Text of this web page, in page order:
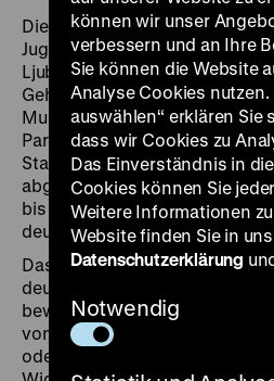
Die Milchkanne hat einen
Jugendliche Angehörige einer
Ljubljaner Stadtteil Šiška
Geheimfach illegale
Munition. Sie hielten damit
Partisaneneinheiten, die
Stacheldraht und Wachtürme
abgetrennten Stadt operierten.
bis 1943 italienisch und
deutsch besetzt.
Das Spektrum widerständigen
deutsche Besatzung war sehr
bewaffnetem Widerstand ist
von Anordnungen, die
oder das Verstecken von
können wir unser
verbessern und an Ihre
Sie können die Website
Analyse Cookies
auswählen“ erklären Sie
dass wir Cookies zu
Das Einverständnis in
Cookies können Sie
Weitere Informationen
Website finden Sie in
Datenschutzerklärung
Notwendig